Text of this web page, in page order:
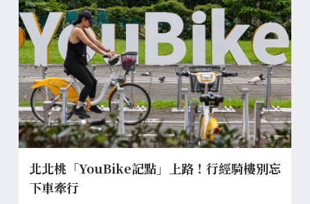
北北桃「YouBike記點」上路！行經騎樓別忘
下車牽行